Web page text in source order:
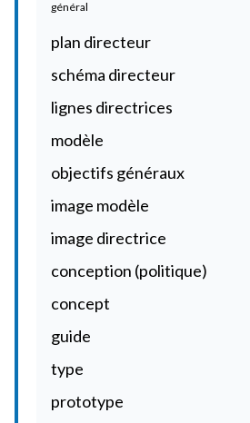
général
plan directeur
schéma directeur
lignes directrices
modèle
objectifs généraux
image modèle
image directrice
conception (politique)
concept
guide
type
prototype